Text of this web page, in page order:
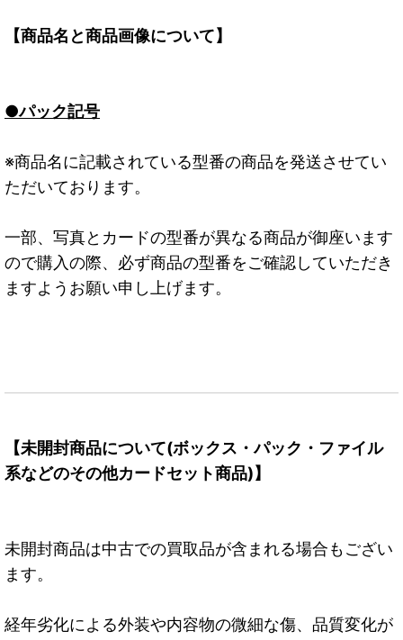
【商品名と商品画像について】
●パック記号
※商品名に記載されている型番の商品を発送させてい
ただいております。
一部、写真とカードの型番が異なる商品が御座います
ので購入の際、必ず商品の型番をご確認していただき
ますようお願い申し上げます。
【未開封商品について(ボックス・パック・ファイル
系などのその他カードセット商品)】
未開封商品は中古での買取品が含まれる場合もござい
ます。
経年劣化による外装や内容物の微細な傷、品質変化が